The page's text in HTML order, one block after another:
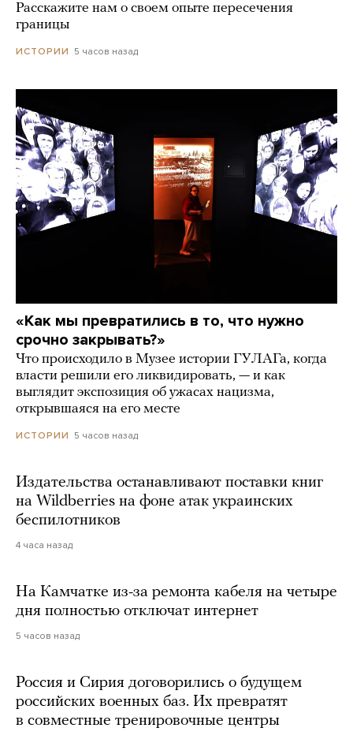
Расскажите нам о своем опыте пересечения
границы
ИСТОРИИ 5 часов назад
«Как мы превратились в то, что нужно
срочно закрывать?»
Что происходило в Музее истории ГУЛАГа, когда
власти решили его ликвидировать, — и как
выглядит экспозиция об ужасах нацизма,
открывшаяся на его месте
ИСТОРИИ 5 часов назад
Издательства останавливают поставки книг
на Wildberries на фоне атак украинских
беспилотников
4 часа назад
На Камчатке из-за ремонта кабеля на четыре
дня полностью отключат интернет
5 часов назад
Россия и Сирия договорились о будущем
российских военных баз. Их превратят
в совместные тренировочные центры